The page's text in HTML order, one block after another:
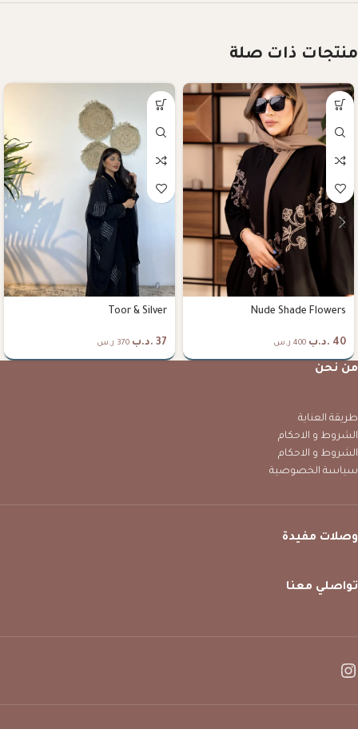
منتجات ذات صلة
Nude Shade Flowers
40 .د.ب 400 ر.س
Toor & Silver
37 .د.ب 370 ر.س
من نحن
طريقة العناية
الشروط و الاحكام
الشروط و الاحكام
سياسة الخصوصية
وصلات مفيدة
تواصلي معنا